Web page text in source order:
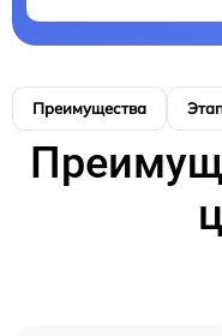
Преимущества